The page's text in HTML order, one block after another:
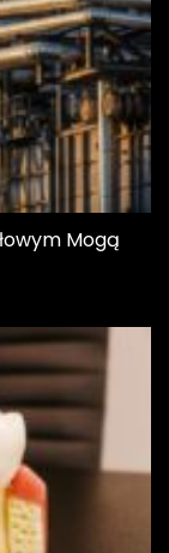
Mogą